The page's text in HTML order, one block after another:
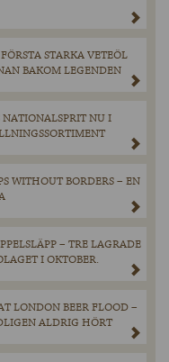
STARKA VETEÖL
BAKOM LEGENDEN
NU I
WITHOUT BORDERS – EN
– TRE LAGRADE
I OKTOBER.
LONDON BEER FLOOD –
ALDRIG HÖRT